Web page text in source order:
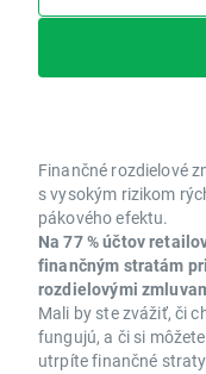
Finančné rozdielové
s vysokým rizikom
pákového efektu.
Na 77 % účtov
finančným stratám
rozdielovými
Mali by ste zvážiť, či
fungujú, a či si
utrpíte finančné